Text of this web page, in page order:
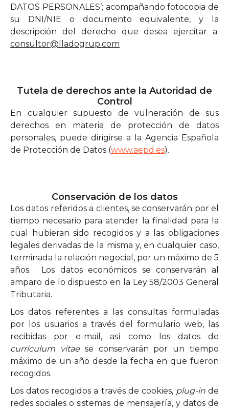
DATOS PERSONALES’; acompañando fotocopia de
su DNI/NIE o documento equivalente, y la
descripción del derecho que desea ejercitar a:
consultor@lladogrup.com
Tutela de derechos ante la Autoridad de
Control
En cualquier supuesto de vulneración de sus
derechos en materia de protección de datos
personales, puede dirigirse a la Agencia Española
de Protección de Datos (www.aepd.es).
Conservación de los datos
Los datos referidos a clientes, se conservarán por el
tiempo necesario para atender la finalidad para la
cual hubieran sido recogidos y a las obligaciones
legales derivadas de la misma y, en cualquier caso,
terminada la relación negocial, por un máximo de 5
años. Los datos económicos se conservarán al
amparo de lo dispuesto en la Ley 58/2003 General
Tributaria.
Los datos referentes a las consultas formuladas
por los usuarios a través del formulario web, las
recibidas por e-mail, así como los datos de
currículum vitaese conservarán por un tiempo
máximo de un año desde la fecha en que fueron
recogidos.
Los datos recogidos a través de cookies, plug-inde
redes sociales o sistemas de mensajería, y datos de